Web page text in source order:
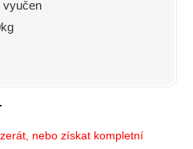
vyučen
nebo získat kompletní